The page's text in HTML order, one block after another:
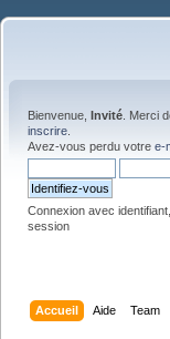
Bienvenue, Invité . Merci
inscrire
Avez-vous perdu votre e-
Connexion avec
session
Accueil Aide Team